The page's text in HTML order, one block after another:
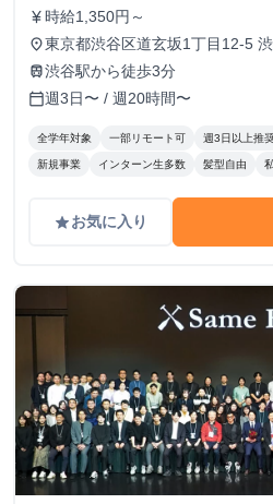
currency_yen 時給1,350円～
place東京都渋谷区道玄坂1丁目12-5
train渋谷駅から徒歩3分
calendar_today週3日〜 / 週20時間〜
全学年対象 一部リモート可 週3日以上推
新規事業 インターン生多数 髪型自由
gradeお気に入り